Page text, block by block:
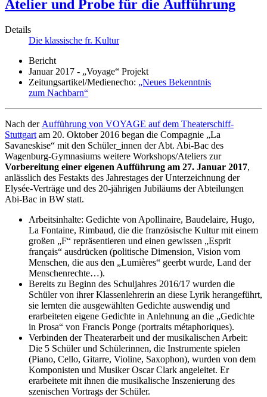
Atelier und Probe für die Aufführung
Details
Die klassische fr. Kultur
Bericht
Januar 2017 - „Voyage“ Projekt
Zeitungsartikel/Medienecho: „Neues Bekenntnis
zum Nachbarn“
Nach der Aufführung von VOYAGE auf dem Theaterschiff-
Stuttgart am 20. Oktober 2016 began die Compagnie „La
Savaneskise“ mit den Schüler_innen der Abt. Abi-Bac des
Wagenburg-Gymnasiums weitere Workshops/Ateliers zur
Vorbereitung einer eigenen Aufführung am 27. Januar 2017,
anlässlich des Festakts des Jahrestages der Unterzeichnung der
Elysée-Verträge und des 20-jährigen Jubiläums der Abteilungen
Abi-Bac in BW statt.
Arbeitsinhalte: Gedichte von Apollinaire, Baudelaire, Hugo,
La Fontaine, Rimbaud, die die französische Kultur mit einem
großen „F“ repräsentieren und einen gewissen „Esprit
français“ ausdrücken (politische Dimension, Vision vom
Menschen, die aus den „Lumières“ geerbt wurde, Land der
Menschenrechte…).
Bereits zu Beginn des Schuljahres 2016/17 wurden die
Schüler von ihrer Klassenlehrerin an diese Lyrik herangeführt,
sie lernten die ausgewählten Gedichte auswendig und
erarbeiteten eigene Gedichte in Anlehnung an die „Gedichte
in Prosa“ von Francis Ponge (portraits métaphoriques).
Verbinden der Theaterarbeit und der musikalischen Arbeit:
Die 5 Schüler und Schülerinnen, die Instrumente spielen
(Piano, Cello, Gitarre, Violine, Saxophon), wurden von dem
Komponisten und Musiker Oscar Clark angeleitet. Er
erarbeitete mit ihnen die musikalische Inszenierung des
szenischen Vortrags der Schüler.